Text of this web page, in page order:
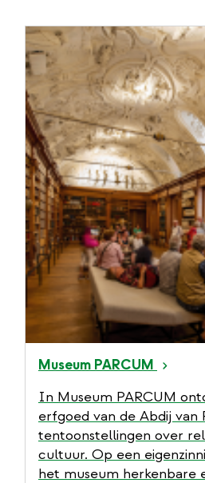
Museum PARCUM
In Museum PARCUM
erfgoed van de Abdij van
tentoonstellingen over
cultuur. Op een
het museum herkenbare